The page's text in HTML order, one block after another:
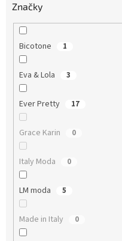
Značky
Bicotone 1
Eva & Lola 3
Ever Pretty 17
Grace Karin 0
Italy Moda 0
LM moda 5
Made in Italy 0